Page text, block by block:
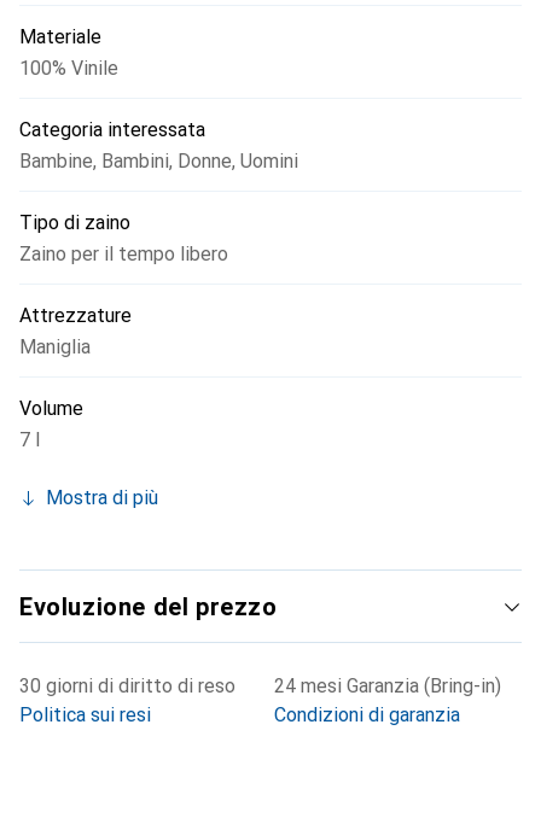
Materiale
100% Vinile
Categoria interessata
Bambine, Bambini, Donne, Uomini
Tipo di zaino
Zaino per il tempo libero
Attrezzature
Maniglia
Volume
7 l
Mostra di più
Evoluzione del prezzo
30 giorni di diritto di reso
Politica sui resi
24 mesi Garanzia (Bring-in)
Condizioni di garanzia